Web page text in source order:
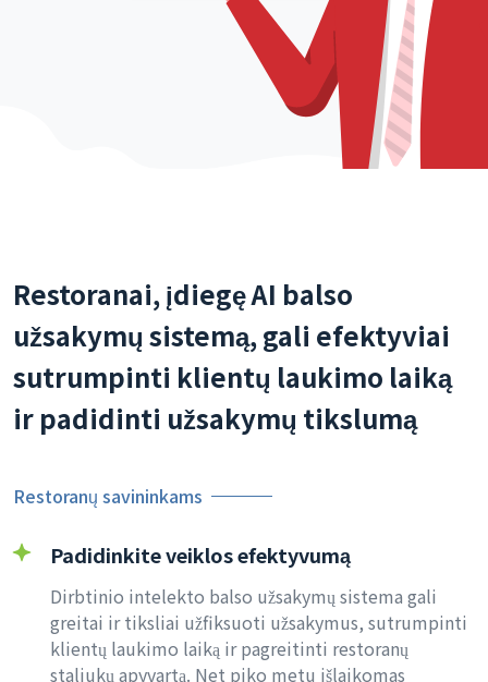
Restoranai, įdiegę AI balso
užsakymų sistemą, gali efektyviai
sutrumpinti klientų laukimo laiką
ir padidinti užsakymų tikslumą
Restoranų savininkams
Padidinkite veiklos efektyvumą
Dirbtinio intelekto balso užsakymų sistema gali
greitai ir tiksliai užfiksuoti užsakymus, sutrumpinti
klientų laukimo laiką ir pagreitinti restoranų
staliukų apyvartą. Net piko metu išlaikomas